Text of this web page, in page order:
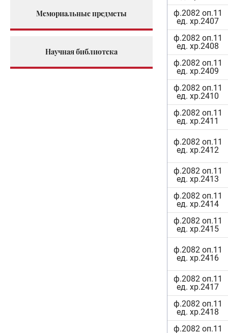
Мемориальные предметы
Научная библиотека
ф.2082 оп.11
ед. хр.2407
ф.2082 оп.11
ед. хр.2408
ф.2082 оп.11
ед. хр.2409
ф.2082 оп.11
ед. хр.2410
ф.2082 оп.11
ед. хр.2411
ф.2082 оп.11
ед. хр.2412
ф.2082 оп.11
ед. хр.2413
ф.2082 оп.11
ед. хр.2414
ф.2082 оп.11
ед. хр.2415
ф.2082 оп.11
ед. хр.2416
ф.2082 оп.11
ед. хр.2417
ф.2082 оп.11
ед. хр.2418
ф.2082 оп.11